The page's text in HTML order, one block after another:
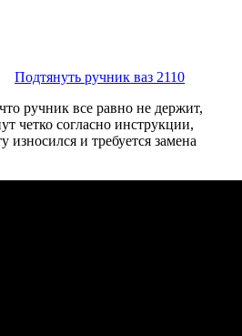
Подтянуть ручник ваз 2110
ручник все равно не держит,
четко согласно инструкции,
износился и требуется замена